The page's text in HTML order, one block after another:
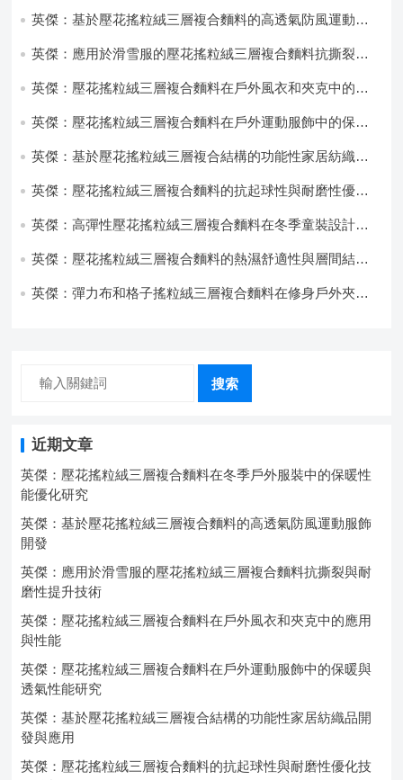
英傑：基於壓花搖粒絨三層複合麵料的高透氣防風運動服
英傑：應用於滑雪服的壓花搖粒絨三層複合麵料抗撕裂與
英傑：壓花搖粒絨三層複合麵料在戶外風衣和夾克中的應
英傑：壓花搖粒絨三層複合麵料在戶外運動服飾中的保暖
英傑：基於壓花搖粒絨三層複合結構的功能性家居紡織品
英傑：壓花搖粒絨三層複合麵料的抗起球性與耐磨性優化
英傑：高彈性壓花搖粒絨三層複合麵料在冬季童裝設計中
英傑：壓花搖粒絨三層複合麵料的熱濕舒適性與層間結合
英傑：彈力布和格子搖粒絨三層複合麵料在修身戶外夾克
搜索
近期文章
英傑：壓花搖粒絨三層複合麵料在冬季戶外服裝中的保暖性
能優化研究
英傑：基於壓花搖粒絨三層複合麵料的高透氣防風運動服飾
開發
英傑：應用於滑雪服的壓花搖粒絨三層複合麵料抗撕裂與耐
磨性提升技術
英傑：壓花搖粒絨三層複合麵料在戶外風衣和夾克中的應用
與性能
英傑：壓花搖粒絨三層複合麵料在戶外運動服飾中的保暖與
透氣性能研究
英傑：基於壓花搖粒絨三層複合結構的功能性家居紡織品開
發與應用
英傑：壓花搖粒絨三層複合麵料的抗起球性與耐磨性優化技